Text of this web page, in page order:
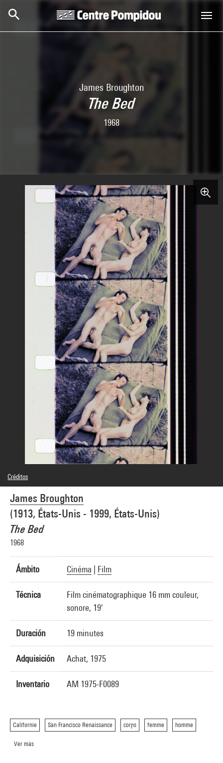
Skip to main content
Centre Pompidou
James Broughton
The Bed
1968
James Broughton
(1913, États-Unis - 1999, États-Unis)
The Bed
1968
Ámbito Cinéma Film
Técnica
Film cinématographique 16 mm couleur,
sonore, 19'
Duración 19 minutes
Adquisición Achat, 1975
Inventario AM 1975-F0089
Californie San Francisco Renaissance corps femme homme
Ver más
Créditos
Leyenda : Photogrammes
© droits réservés
Créditos fotográficos : Centre Pompidou, MNAM-CCI/Hervé Véronèse/Dist.
GrandPalaisRmn
Referencia de la imagen : 4N42330